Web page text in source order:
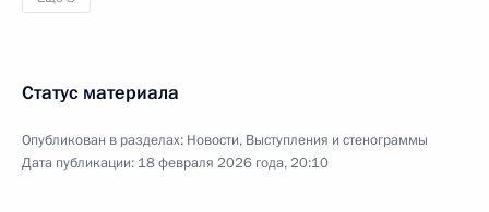
Статус материала
Опубликован в разделах: Новости, Выступления и стенограммы
Дата публикации: 18 февраля 2026 года, 20:10